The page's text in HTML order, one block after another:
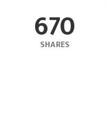
670
SHARES